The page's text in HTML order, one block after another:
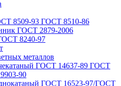
8509-93 ГОСТ 8510-86
ГОСТ 2879-2006
8240-97
металлов
ГОСТ 14637-89 ГОСТ
90
ГОСТ 16523-97/ГОСТ